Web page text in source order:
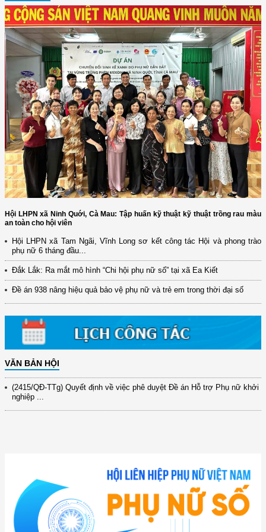
Hội LHPN xã Ninh Quới, Cà Mau: Tập huấn kỹ thuật kỹ thuật trồng rau màu
an toàn cho hội viên
Hội LHPN xã Tam Ngãi, Vĩnh Long sơ kết công tác Hội và phong trào
phụ nữ 6 tháng đầu...
Đắk Lắk: Ra mắt mô hình “Chi hội phụ nữ số” tại xã Ea Kiết
Đề án 938 nâng hiệu quả bảo vệ phụ nữ và trẻ em trong thời đại số
VĂN BẢN HỘI
(12/TB-HĐKH) V/v đăng ký, đề xuất nhiệm vụ Khoa học, công nghệ và
đổi mới ...
(898/KH/ĐCT) Kế hoạch thực hiện Quyết định số 2415/QĐ-TTg ngày
(417/QĐ-BNNMT) Quyết định phê duyệt Chương trình mục tiêu quốc gia
xây dựng ...
(891/KH-ĐCT) Kế hoạch thực hiện Nghị quyết số 72-NQ/TW ngày
nghiệp ...